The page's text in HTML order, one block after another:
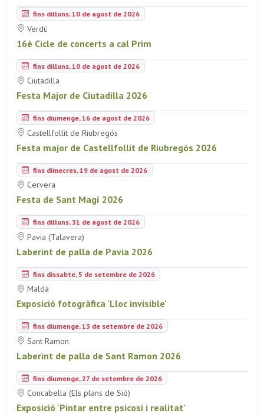
fins dilluns, 10 de agost de 2026
Verdú
16è Cicle de concerts a cal Prim
fins dilluns, 10 de agost de 2026
Ciutadilla
Festa Major de Ciutadilla 2026
fins diumenge, 16 de agost de 2026
Castellfollit de Riubregós
Festa major de Castellfollit de Riubregós 2026
fins dimecres, 19 de agost de 2026
Cervera
Festa de Sant Magí 2026
fins dilluns, 31 de agost de 2026
Pavia (Talavera)
Laberint de palla de Pavia 2026
fins dissabte, 5 de setembre de 2026
Maldà
Exposició fotogràfica 'Lloc invisible'
fins diumenge, 13 de setembre de 2026
Sant Ramon
Laberint de palla de Sant Ramon 2026
fins diumenge, 27 de setembre de 2026
Concabella (Els plans de Sió)
Exposició 'Pintar entre psicosi i realitat'